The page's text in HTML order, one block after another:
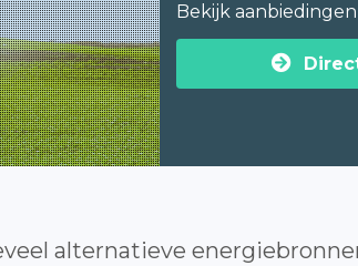
Bekijk aanbiedingen
alternatieve